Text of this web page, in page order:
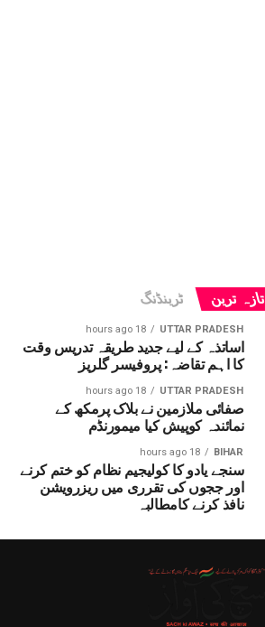
تازہ ترین ٹرینڈنگ
UTTAR PRADESH
18 hours ago
اساتذہ کے لیے جدید طریقہ تدریس وقت
کا اہم تقاضہ: پروفیسر گلریز
UTTAR PRADESH
18 hours ago
صفائی ملازمین نے بلاک پرمکھ کے
نمائندہ کوپیش کیا میمورنڈم
BIHAR
18 hours ago
سنجے یادو کا کولیجیم نظام کو ختم کرنے
اور ججوں کی تقرری میں ریزرویشن
نافذ کرنے کامطالبہ